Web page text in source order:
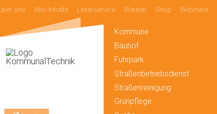
uns Abo-Inhalte Leserservice Werben Shop Webinare
Kommune
Bauhof
Fuhrpark
Straßenbetriebsdienst
Straßenreinigung
Grünpflege